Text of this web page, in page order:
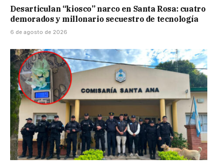
Desarticulan “kiosco” narco en Santa Rosa: cuatro
demorados y millonario secuestro de tecnología
6 de agosto de 2026